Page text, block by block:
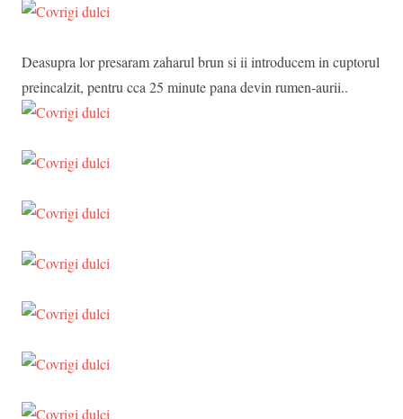
Deasupra lor presaram zaharul brun si ii introducem in cuptorul
preincalzit, pentru cca 25 minute pana devin rumen-aurii..